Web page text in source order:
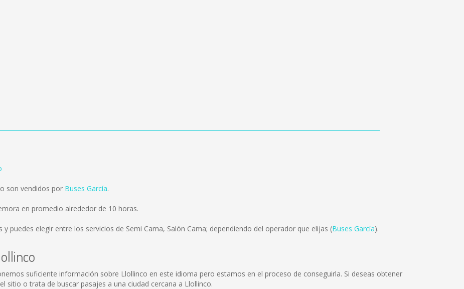
son vendidos por Buses García.
en promedio alrededor de 10 horas.
y puedes elegir entre los servicios de Semi Cama, Salón Cama; dependiendo del operador que elijas (Buses García).
suficiente información sobre Llollinco en este idioma pero estamos en el proceso de conseguirla. Si deseas obtener
sitio o trata de buscar pasajes a una ciudad cercana a Llollinco.